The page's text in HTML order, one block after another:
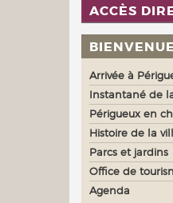
ACCÈS
Arrivée à
Instantané de
Périgueux en
Histoire de la
Parcs et jardins
Office de
Agenda